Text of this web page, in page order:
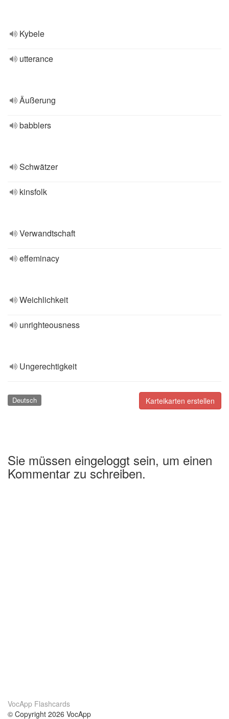
Kybele
utterance
Äußerung
babblers
Schwätzer
kinsfolk
Verwandtschaft
effeminacy
Weichlichkeit
unrighteousness
Ungerechtigkeit
Karteikarten erstellen
Deutsch
Sie müssen eingeloggt sein, um einen
Kommentar zu schreiben.
VocApp Flashcards
© Copyright 2026 VocApp